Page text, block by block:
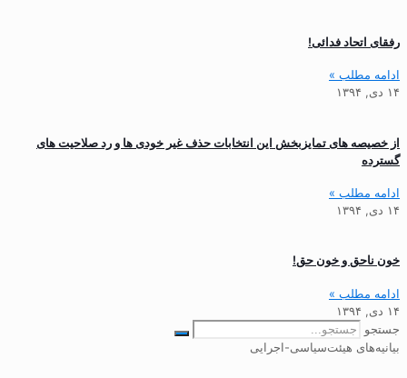
رفقای اتحاد فدائی!
ادامه مطلب »
۱۴ دی, ۱۳۹۴
از خصیصه های تمایزبخش این انتخابات حذف غیر خودی ها و رد صلاحیت های
گسترده
ادامه مطلب »
۱۴ دی, ۱۳۹۴
خون ناحق و خون حق!
ادامه مطلب »
۱۴ دی, ۱۳۹۴
جستجو
بیانیه‌های هیئت‌سیاسی-اجرایی